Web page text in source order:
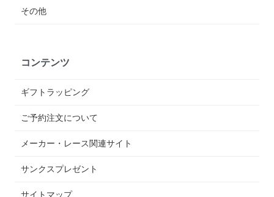
その他
コンテンツ
ギフトラッピング
ご予約注文について
メーカー・レース関連サイト
サンクスプレゼント
サイトマップ